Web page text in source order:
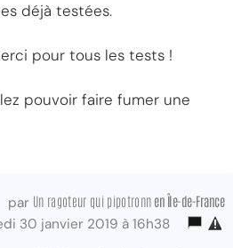
déjà testées.
pour tous les tests !
pouvoir faire fumer une
par Un ragoteur qui pipotronn en Île-de-France
30 janvier 2019 à 16h38